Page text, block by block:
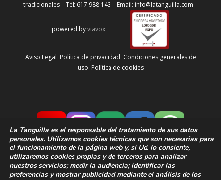
tradicionales – Tél: 617 988 143 – Email: info@latanguilla.com –
powered byviavox
Aviso Legal Política de privacidad Condiciones generales de
uso Política de cookies
La Tanguilla es el responsable del tratamiento de sus datos
personales. Utilizamos cookies técnicas que son necesarias para
el funcionamiento de la página web y, si Ud. lo consiente,
utilizaremos cookies propias y de terceros para analizar
nuestros servicios; medir la audiencia;identificar las
preferencias ymostrar publicidad mediante el análisis de los